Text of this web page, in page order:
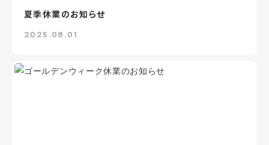
夏季休業のお知らせ
2025.08.01